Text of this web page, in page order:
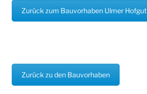
Zurück zum Bauvorhaben Ulmer Hofgut
Zurück zu den Bauvorhaben